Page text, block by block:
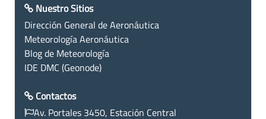
Nuestro Sitios
Dirección General de Aeronáutica
Meteorología Aeronáutica
Blog de Meteorología
IDE DMC (Geonode)
Contactos
Av. Portales 3450, Estación Central